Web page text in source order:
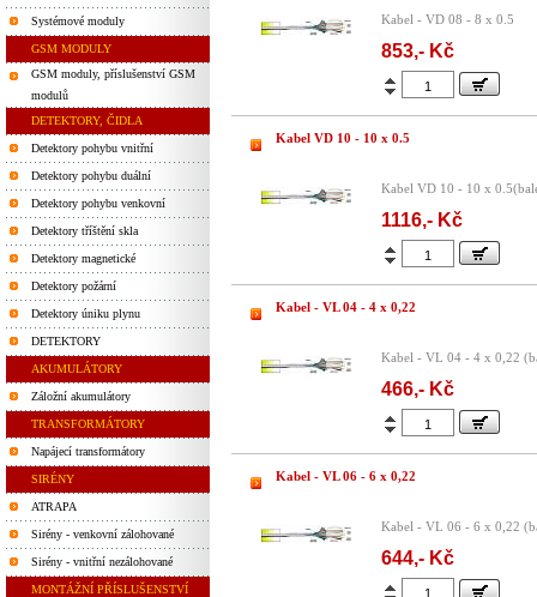
Systémové moduly
GSM MODULY
GSM moduly, příslušenství GSM
modulů
DETEKTORY, ČIDLA
Detektory pohybu vnitřní
Detektory pohybu duální
Detektory pohybu venkovní
Detektory tříštění skla
Detektory magnetické
Detektory požární
Detektory úniku plynu
DETEKTORY
AKUMULÁTORY
Záložní akumulátory
TRANSFORMÁTORY
Napájecí transformátory
SIRÉNY
ATRAPA
Sirény - venkovní zálohované
Sirény - vnitřní nezálohované
MONTÁŽNÍ PŘÍSLUŠENSTVÍ
Kabel - VD 08 - 8 x 0.5
853,- Kč
Kabel VD 10 - 10 x 0.5
Kabel VD 10 - 10 x
1116,- Kč
Kabel - VL 04 - 4 x 0,22
Kabel - VL 04 - 4 x 0,22
466,- Kč
Kabel - VL 06 - 6 x 0,22
Kabel - VL 06 - 6 x 0,22
644,- Kč